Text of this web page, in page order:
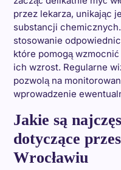
przez lekarza, unikając
substancji
stosowanie
które pomogą
ich wzrost. Regularne
pozwolą na
wprowadzenie
Jakie są
dotyczące
Wrocławiu